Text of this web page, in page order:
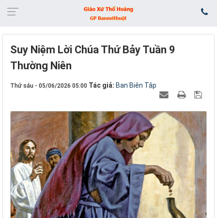
Suy Niệm Lời Chúa Thứ Bảy Tuần 9
Thường Niên
Thứ sáu - 05/06/2026 05:00 Tác giả: Ban Biên Tập